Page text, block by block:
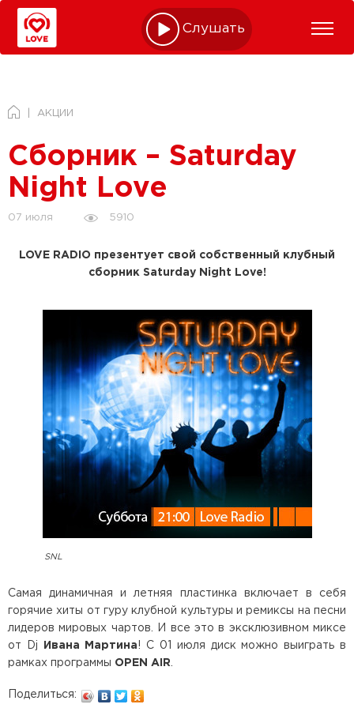
Слушать online
АКЦИИ
Сборник – Saturday
Night Love
07 июля 5910
LOVE RADIO презентует свой собственный клубный
сборник Saturday Night Love!
SNL
Самая динамичная и летняя пластинка включает в себя
горячие хиты от гуру клубной культуры и ремиксы на песни
лидеров мировых чартов. И все это в эксклюзивном миксе
от Dj
Ивана Мартина! С 01 июля диск можно выиграть в
рамках программы OPEN AIR
Поделиться: